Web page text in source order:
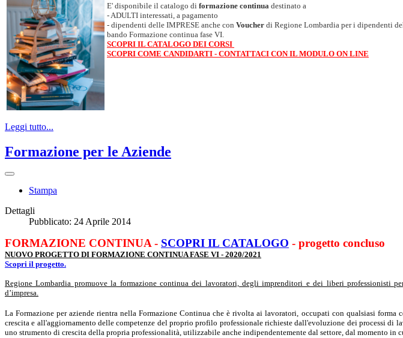
E' disponibile il catalogo di formazione continua destinato a
- ADULTI interessati, a pagamento
- dipendenti delle IMPRESE anche con Voucher di Regione Lombardia per i dipendenti
bando Formazione continua fase VI.
SCOPRI IL CATALOGO DEI CORSI
SCOPRI COME CANDIDARTI - CONTATTACI CON IL MODULO ON LINE
Leggi tutto...
Formazione per le Aziende
Stampa
Dettagli
Pubblicato: 24 Aprile 2014
FORMAZIONE CONTINUA - SCOPRI IL CATALOGO - progetto concluso
NUOVO PROGETTO DI FORMAZIONE CONTINUA FASE VI - 2020/2021
Scopri il progetto.
Regione Lombardia promuove la formazione continua dei lavoratori, degli imprenditori e dei liberi professionisti
d’impresa.
La Formazione per aziende rientra nella Formazione Continua che è rivolta ai lavoratori, occupati con qualsiasi forma
crescita e all'aggiornamento delle competenze del proprio profilo professionale richieste dall'evoluzione dei processi di
uno strumento di crescita della propria professionalità, utilizzabile anche indipendentemente dal settore, dal momento in